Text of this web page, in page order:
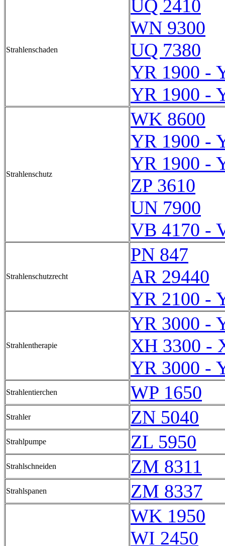
Strahlenschaden
UQ 2410
WN 9300
UQ 7380
YR 1900 -
YR 1900 -
Strahlenschutz
WK 8600
YR 1900 -
YR 1900 -
ZP 3610
UN 7900
VB 4170 -
Strahlenschutzrecht
PN 847
AR 29440
YR 2100 -
Strahlentherapie
YR 3000 -
XH 3300 -
YR 3000 -
Strahlentierchen WP 1650
Strahler ZN 5040
Strahlpumpe ZL 5950
Strahlschneiden ZM 8311
Strahlspanen ZM 8337
WK 1950
WI 2450